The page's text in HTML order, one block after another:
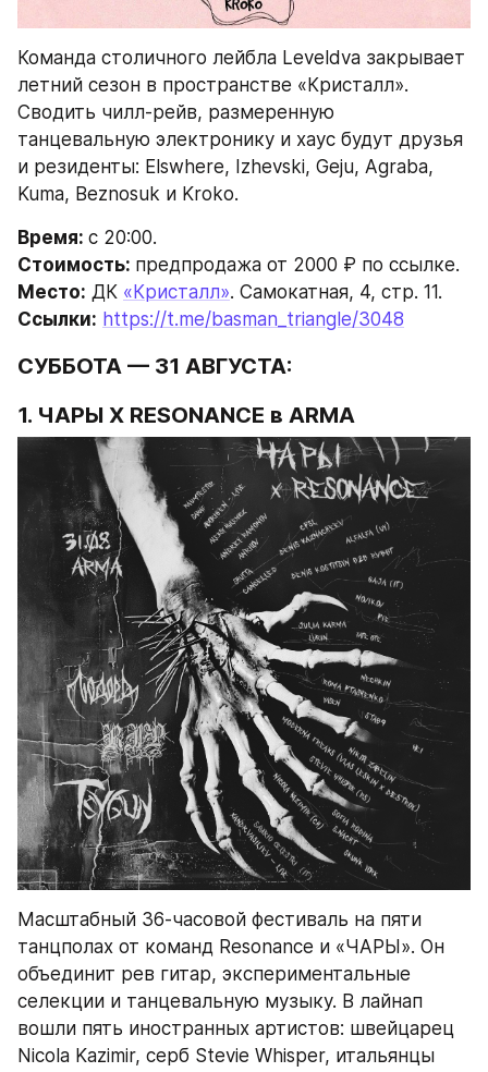
Команда столичного лейбла Leveldva закрывает
летний сезон в пространстве «Кристалл».
Сводить чилл-рейв, размеренную
танцевальную электронику и хаус будут друзья
и резиденты: Elswhere, Izhevski, Geju, Agraba,
Kuma, Beznosuk и Kroko.
Время: с 20:00.
Стоимость: предпродажа от 2000 ₽ по ссылке.
Место: ДК «Кристалл». Самокатная, 4, стр. 11.
Ссылки: https://t.me/basman_triangle/3048
СУББОТА — 31 АВГУСТА:
1. ЧАРЫ X RESONANCE в ARMA
Масштабный 36-часовой фестиваль на пяти
танцполах от команд Resonance и «ЧАРЫ». Он
объединит рев гитар, экспериментальные
селекции и танцевальную музыку. В лайнап
вошли пять иностранных артистов: швейцарец
Nicola Kazimir, серб Stevie Whisper, итальянцы